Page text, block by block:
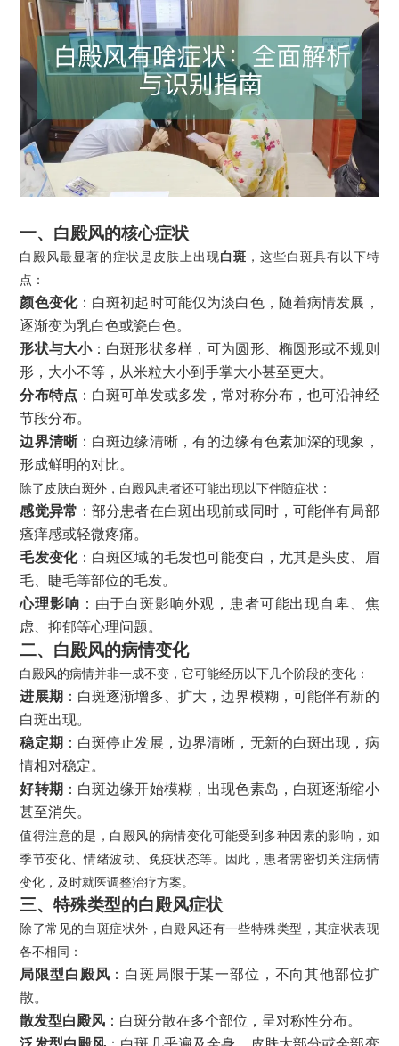
一、白殿风的核心症状
白殿风最显著的症状是皮肤上出现白斑 ，这些白斑具有以下特
点：
颜色变化：白斑初起时可能仅为淡白色，随着病情发展，
逐渐变为乳白色或瓷白色。
形状与大小：白斑形状多样，可为圆形、椭圆形或不规则
形，大小不等，从米粒大小到手掌大小甚至更大。
分布特点 ：白斑可单发或多发，常对称分布，也可沿神经
节段分布。
边界清晰：白斑边缘清晰，有的边缘有色素加深的现象，
形成鲜明的对比。
除了皮肤白斑外，白殿风患者还可能出现以下伴随症状：
感觉异常 ：部分患者在白斑出现前或同时，可能伴有局部
瘙痒感或轻微疼痛。
毛发变化：白斑区域的毛发也可能变白，尤其是头皮、眉
毛、睫毛等部位的毛发。
心理影响 ：由于白斑影响外观，患者可能出现自卑、焦
虑、抑郁等心理问题。
二、白殿风的病情变化
白殿风的病情并非一成不变，它可能经历以下几个阶段的变化：
进展期 ：白斑逐渐增多、扩大，边界模糊，可能伴有新的
白斑出现。
稳定期 ：白斑停止发展，边界清晰，无新的白斑出现，病
情相对稳定。
好转期 ：白斑边缘开始模糊，出现色素岛，白斑逐渐缩小
甚至消失。
值得注意的是，白殿风的病情变化可能受到多种因素的影响，如
季节变化、情绪波动、免疫状态等。因此，患者需密切关注病情
变化，及时就医调整治疗方案。
三、特殊类型的白殿风症状
除了常见的白斑症状外，白殿风还有一些特殊类型，其症状表现
各不相同：
局限型白殿风 ：白斑局限于某一部位，不向其他部位扩
散。
散发型白殿风 ：白斑分散在多个部位，呈对称性分布。